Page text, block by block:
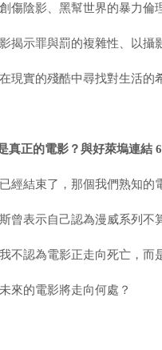
傷陰影、黑幫世界的暴力
揭示罪與罰的複雜性、以攝
現實的殘酷中尋找對生活的
真正的電影？與好萊塢連結
已經結束了，那個我們熟知
曾表示自己認為漫威系列不
我不認為電影正走向死亡，而
來的電影將走向何處？